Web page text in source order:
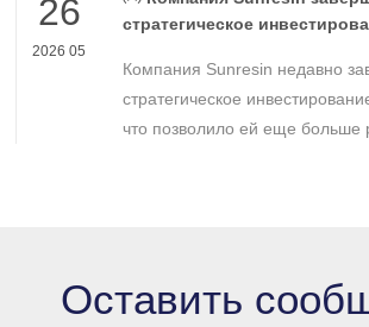
26
2026 05
стратегическое
бизнеса в области
хроматографии.
Компания Sunresin недавно
стратегическое
что позволило ей еще больше
Оставить